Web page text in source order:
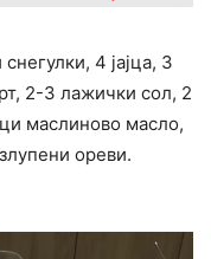
4 јајца, 3
2-3 лажички сол, 2
маслиново масло,
ореви.